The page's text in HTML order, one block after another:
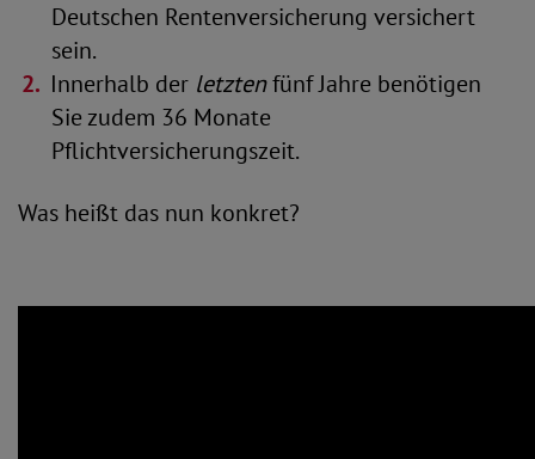
Deutschen Rentenversicherung versichert
sein.
Innerhalb der letztenfünf Jahre benötigen
Sie zudem 36 Monate
Pflichtversicherungszeit.
Was heißt das nun konkret?